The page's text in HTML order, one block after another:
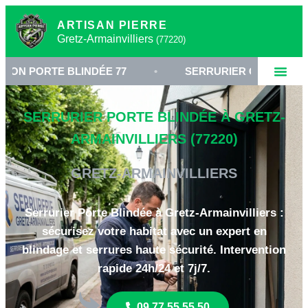
ARTISAN PIERRE
Gretz-Armainvilliers (77220)
BLINDÉE 77 • SERRURIER GRETZ-
SERRURIER PORTE BLINDÉE À GRETZ-
ARMAINVILLIERS (77220)
GRETZ-ARMAINVILLIERS
Serrurier Porte Blindée à Gretz-Armainvilliers :
sécurisez votre habitat avec un expert en
blindage et serrures haute sécurité. Intervention
rapide 24h/24 et 7j/7.